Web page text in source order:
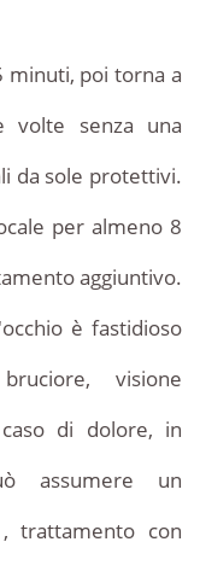
minuti, poi torna a
volte senza una
da sole protettivi.
per almeno 8
aggiuntivo.
è fastidioso
visione
di dolore, in
assumere un
trattamento con